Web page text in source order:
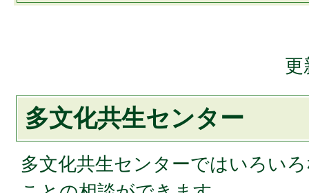
更
多文化共生センター
多文化共生センターではいろい